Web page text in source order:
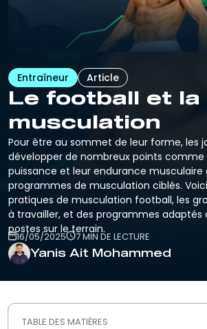
Entraîneur Article
Le football et la
musculation
Pour être au sommet de leur forme, les
développer de nombreux points comme
puissance et leur endurance musculaire
programmes de musculation ciblés.
pratiques de musculation football, les
à travailler, et des programmes adaptés
postes sur le terrain.
16/05/2025 7 MIN DE LECTURE
Yanis Ait Mohammed
TABLE DES MATIÈRES